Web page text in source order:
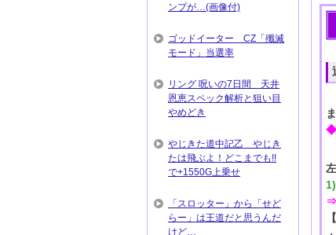
◆
⇒
ンプが…(画像付)
ゴッドイーター CZ「殲滅
モード」当選率
リング 呪いの7日間 天井
恩恵スペック解析と狙い目
やめどき
やじきた道中記乙 やじき
たは飛ぶよ！どこまでも!!
で+1550G上乗せ
「スロッター」から「せど
らー」は王道だと思うんだ
けど…